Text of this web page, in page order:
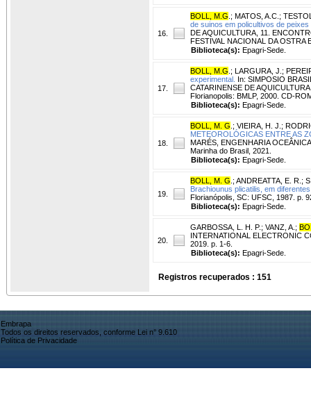
16.
BOLL, M.G ; MATOS, A.C. ;
de suinos em policultivos de
DE AQUICULTURA, 11.
FESTIVAL NACIONAL DA OSTRA
Biblioteca(s): Epagri-Sede.
17.
BOLL, M.G ; LARGURA, J. ;
experimental. In: SIMPOSIO
CATARINENSE DE
Florianopolis: BMLP, 2000. CD-
Biblioteca(s): Epagri-Sede.
18.
BOLL, M. G ; VIEIRA, H. J. ;
METEOROLÓGICAS ENTRE AS
MARÉS, ENGENHARIA
Marinha do Brasil, 2021.
Biblioteca(s): Epagri-Sede.
19.
BOLL, M. G ; ANDREATTA, E. R. ;
Brachiounus plicatilis, em
Florianópolis, SC: UFSC, 1987. p.
Biblioteca(s): Epagri-Sede.
20.
GARBOSSA, L. H. P. ; VANZ, A. ;
INTERNATIONAL ELECTRONIC
2019. p. 1-6.
Biblioteca(s): Epagri-Sede.
Registros recuperados : 151
Embrapa
Todos os direitos reservados, conforme Lei n° 9.610
Política de Privacidade